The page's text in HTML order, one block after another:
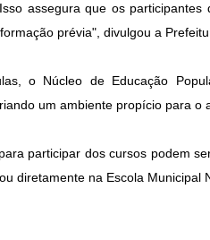
assegura que os
prévia", divulgou a
o Núcleo de Educação
um ambiente propício para o
participar dos cursos podem
diretamente na Escola Municipal